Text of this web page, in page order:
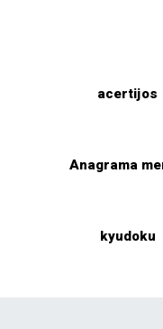
acertijos
Anagrama
kyudoku